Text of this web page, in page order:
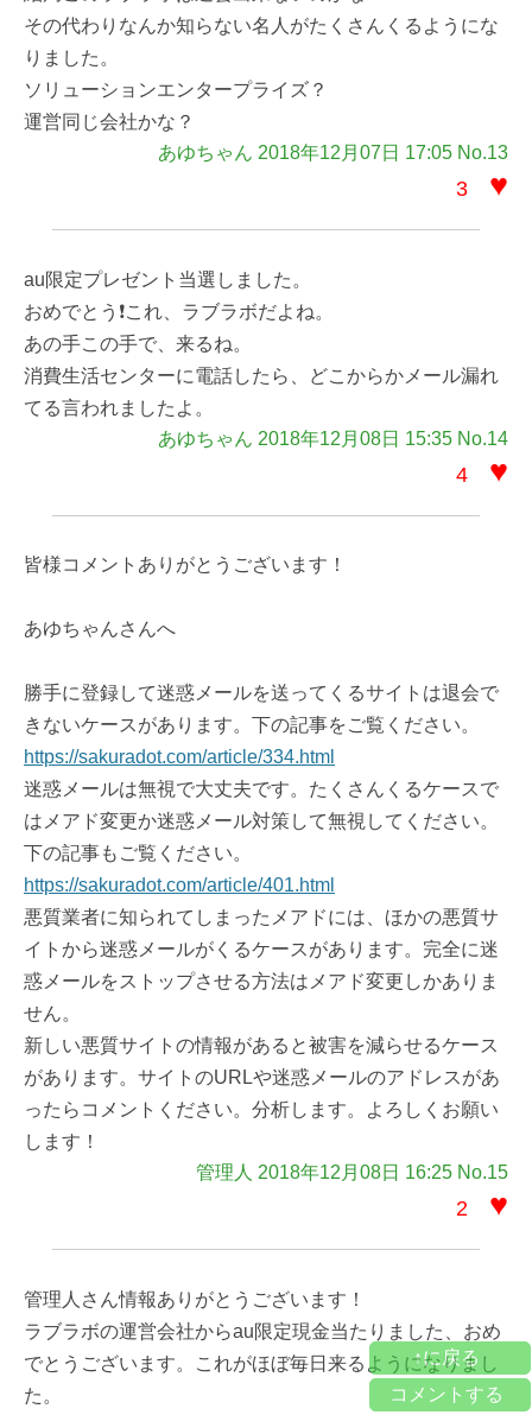
その代わりなんか知らない名人がたくさんくるようにな
りました。
ソリューションエンタープライズ？
運営同じ会社かな？
あゆちゃん 2018年12月07日 17:05 No.13
3 ♥
au限定プレゼント当選しました。
おめでとう❗これ、ラブラボだよね。
あの手この手で、来るね。
消費生活センターに電話したら、どこからかメール漏れ
てる言われましたよ。
あゆちゃん 2018年12月08日 15:35 No.14
4 ♥
皆様コメントありがとうございます！
あゆちゃんさんへ
勝手に登録して迷惑メールを送ってくるサイトは退会で
きないケースがあります。下の記事をご覧ください。
https://sakuradot.com/article/334.html
迷惑メールは無視で大丈夫です。たくさんくるケースで
はメアド変更か迷惑メール対策して無視してください。
下の記事もご覧ください。
https://sakuradot.com/article/401.html
悪質業者に知られてしまったメアドには、ほかの悪質サ
イトから迷惑メールがくるケースがあります。完全に迷
惑メールをストップさせる方法はメアド変更しかありま
せん。
新しい悪質サイトの情報があると被害を減らせるケース
があります。サイトのURLや迷惑メールのアドレスがあ
ったらコメントください。分析します。よろしくお願い
します！
管理人 2018年12月08日 16:25 No.15
2 ♥
管理人さん情報ありがとうございます！
ラブラボの運営会社からau限定現金当たりました、おめ
でとうございます。これがほぼ毎日来るようになりまし
た。
↑に戻る
コメントする